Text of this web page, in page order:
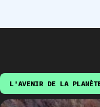
L'AVENIR DE LA